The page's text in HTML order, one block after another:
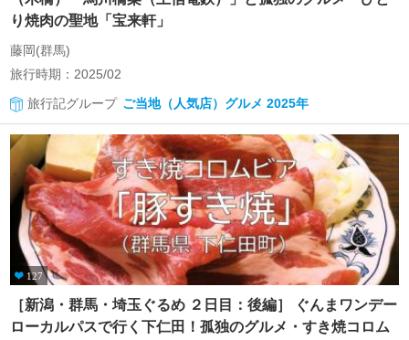
り焼肉の聖地「宝来軒」
藤岡(群馬)
旅行時期：2025/02
旅行記グループ ご当地（人気店）グルメ 2025年
127
［新潟・群馬・埼玉ぐるめ ２日目：後編］ ぐんまワンデー
ローカルパスで行く下仁田！孤独のグルメ・すき焼コロム